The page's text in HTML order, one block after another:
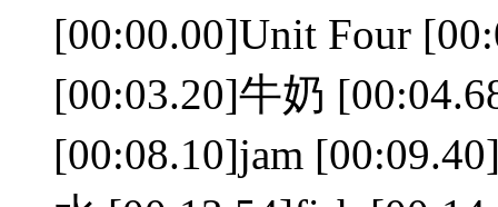
[00:00.00]Unit Four
[00:03.20]牛奶
[00:08.10]jam